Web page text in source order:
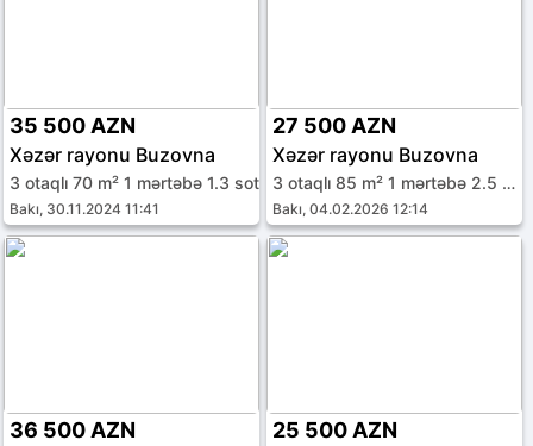
35 500 AZN
Xəzər rayonu Buzovna
3 otaqlı 70 m² 1 mərtəbə 1.3 sot
Bakı, 30.11.2024 11:41
27 500 AZN
Xəzər rayonu Buzovna
3 otaqlı 85 m² 1 mərtəbə 2.5 sot
Bakı, 04.02.2026 12:14
36 500 AZN 25 500 AZN